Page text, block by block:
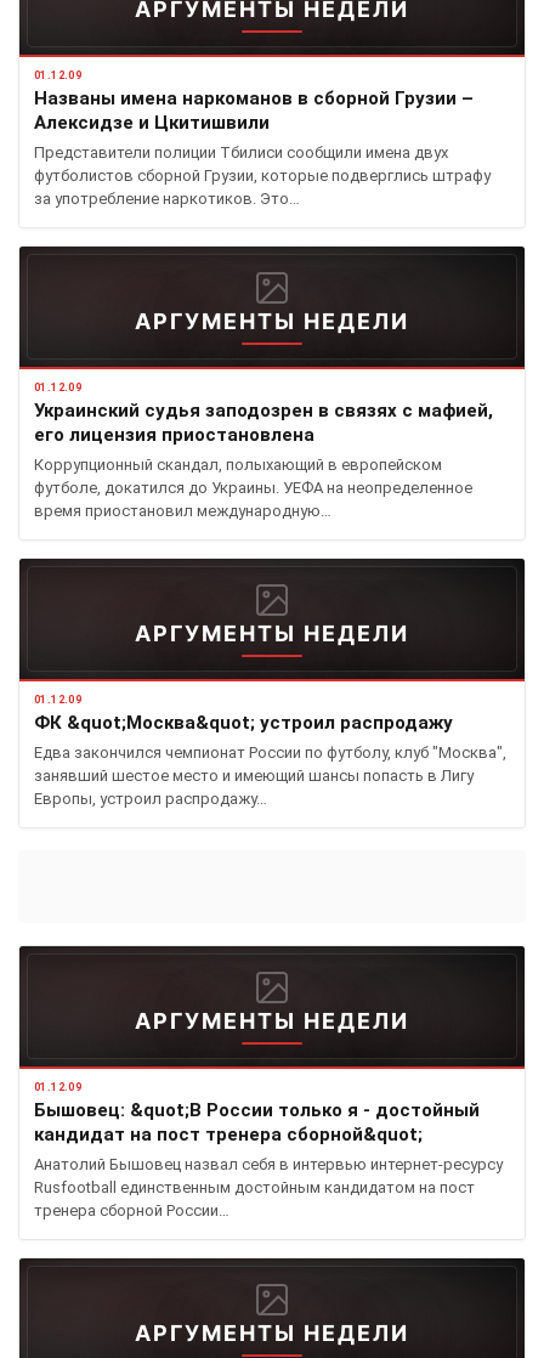
АРГУМЕНТЫ НЕДЕЛИ
01.12.09
Названы имена наркоманов в сборной Грузии –
Алексидзе и Цкитишвили
Представители полиции Тбилиси сообщили имена двух
футболистов сборной Грузии, которые подверглись штрафу
за употребление наркотиков. Это…
АРГУМЕНТЫ НЕДЕЛИ
01.12.09
Украинский судья заподозрен в связях с мафией,
его лицензия приостановлена
Коррупционный скандал, полыхающий в европейском
футболе, докатился до Украины. УЕФА на неопределенное
время приостановил международную…
АРГУМЕНТЫ НЕДЕЛИ
01.12.09
ФК &quot;Москва&quot; устроил распродажу
Едва закончился чемпионат России по футболу, клуб "Москва",
занявший шестое место и имеющий шансы попасть в Лигу
Европы, устроил распродажу…
АРГУМЕНТЫ НЕДЕЛИ
01.12.09
Бышовец: &quot;В России только я - достойный
кандидат на пост тренера сборной&quot;
Анатолий Бышовец назвал себя в интервью интернет-ресурсу
Rusfootball единственным достойным кандидатом на пост
тренера сборной России…
АРГУМЕНТЫ НЕДЕЛИ